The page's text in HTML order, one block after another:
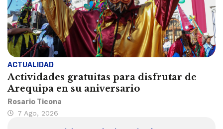
ACTUALIDAD
Actividades gratuitas para disfrutar de
Arequipa en su aniversario
Rosario Ticona
7 Ago, 2026